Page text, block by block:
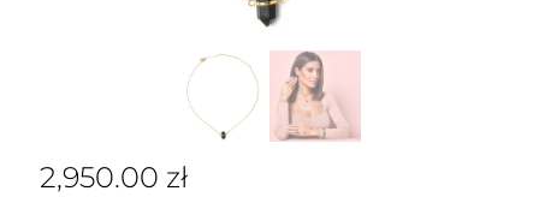
2,950.00 zł